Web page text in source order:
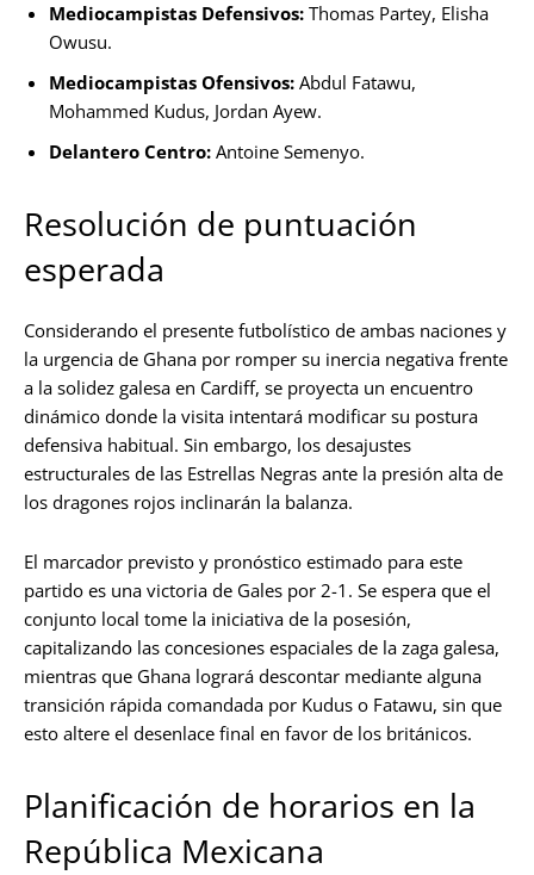
Mediocampistas Defensivos: Thomas Partey, Elisha
Owusu.
Mediocampistas Ofensivos: Abdul Fatawu,
Mohammed Kudus, Jordan Ayew.
Delantero Centro: Antoine Semenyo.
Resolución de puntuación
esperada
Considerando el presente futbolístico de ambas naciones y
la urgencia de Ghana por romper su inercia negativa frente
a la solidez galesa en Cardiff, se proyecta un encuentro
dinámico donde la visita intentará modificar su postura
defensiva habitual. Sin embargo, los desajustes
estructurales de las Estrellas Negras ante la presión alta de
los dragones rojos inclinarán la balanza.
El marcador previsto y pronóstico estimado para este
partido es una victoria de Gales por 2-1. Se espera que el
conjunto local tome la iniciativa de la posesión,
capitalizando las concesiones espaciales de la zaga galesa,
mientras que Ghana logrará descontar mediante alguna
transición rápida comandada por Kudus o Fatawu, sin que
esto altere el desenlace final en favor de los británicos.
Planificación de horarios en la
República Mexicana